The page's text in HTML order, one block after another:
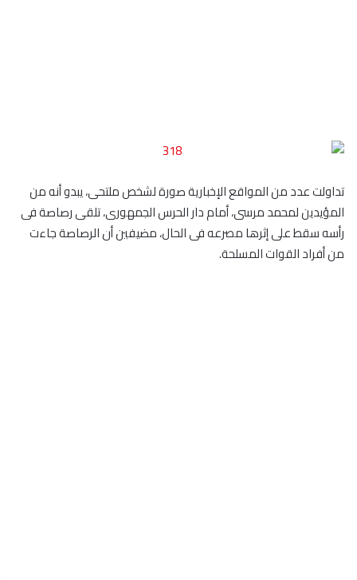
تداولت عدد من المواقع الإخبارية صورة لشخص ملتحى، يبدو أنه من
المؤيدين لمحمد مرسى، أمام دار الحرس الجمهورى، تلقى رصاصة فى
رأسه سقط على إثرها مصرعه فى الحال، مضيفين أن الرصاصة جاءت
من أفراد القوات المسلحة.